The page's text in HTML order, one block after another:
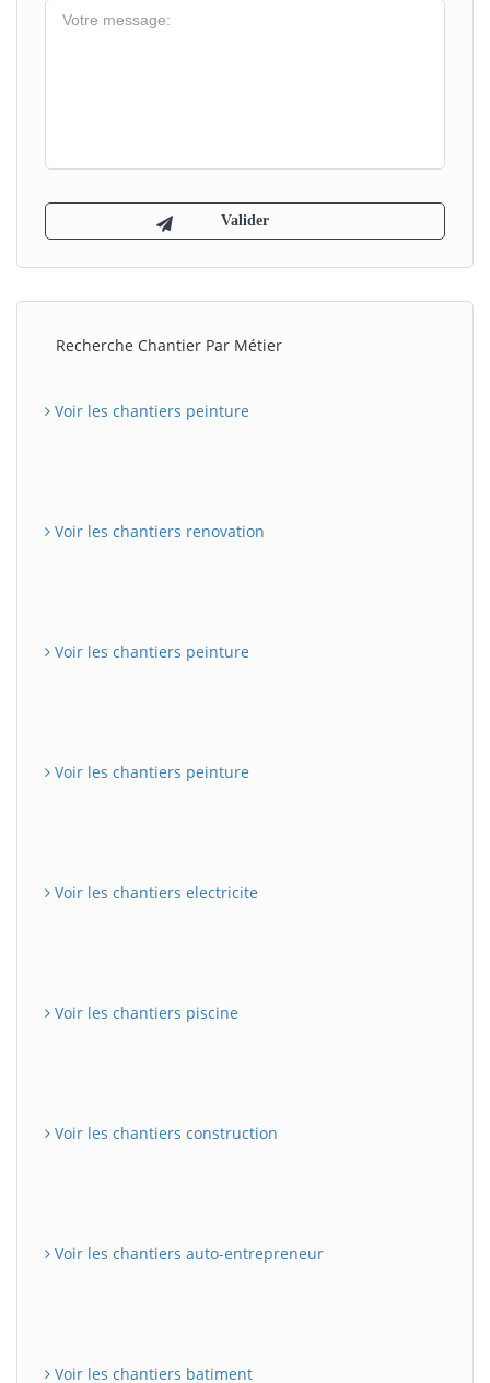
Recherche Chantier Par Métier
Voir les chantiers peinture
Voir les chantiers renovation
Voir les chantiers peinture
Voir les chantiers peinture
Voir les chantiers electricite
Voir les chantiers piscine
Voir les chantiers construction
Voir les chantiers auto-entrepreneur
Voir les chantiers batiment